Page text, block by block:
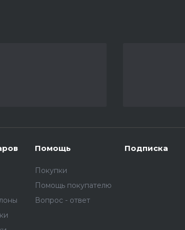
Помощь
Покупки
Помощь покупателю
Вопрос - ответ
Подписка